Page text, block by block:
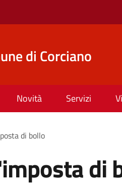
di Corciano
Novità Servizi
pane
di bollo
di